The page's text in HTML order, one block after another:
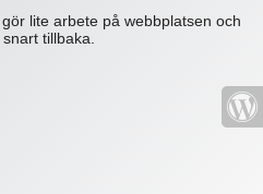
lite arbete på webbplatsen och
tillbaka.